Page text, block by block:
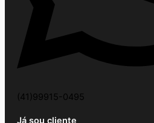
(41)99915-0495
Já sou cliente